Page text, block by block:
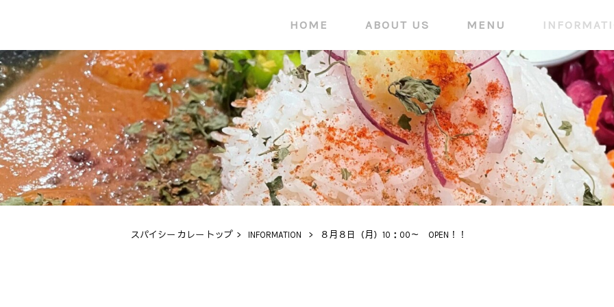
HOME ABOUT US MENU
スパイシー カレー トップ > INFORMATION > ８月８日（月）10：00～ OPEN！！